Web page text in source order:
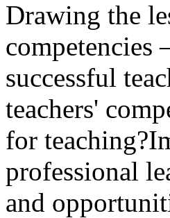
Drawing the
competencies
successful
teachers'
for
professional
and